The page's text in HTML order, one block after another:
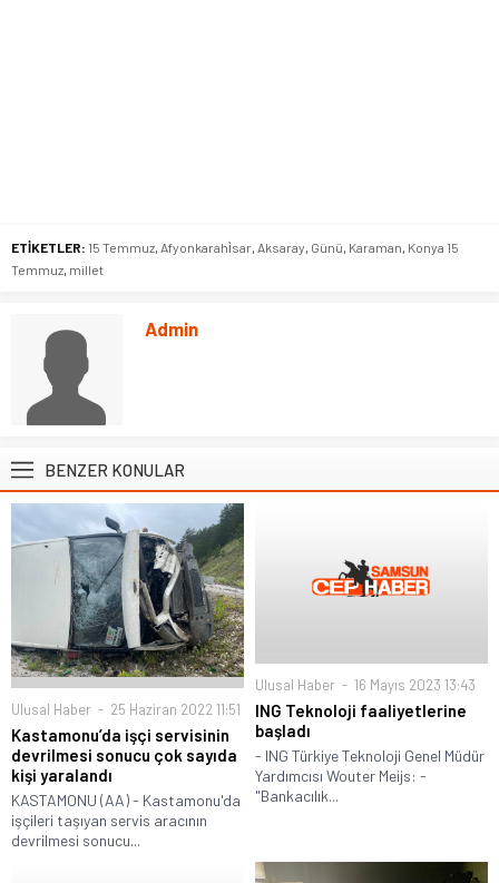
ETİKETLER: 15 Temmuz Afyonkarahi̇sar Aksaray Günü Karaman Konya 15
Temmuz millet
Admin
BENZER KONULAR
Ulusal Haber 25 Haziran 2022 11:51
Kastamonu’da işçi servisinin
devrilmesi sonucu çok sayıda
kişi yaralandı
KASTAMONU (AA) - Kastamonu'da
işçileri taşıyan servis aracının
devrilmesi sonucu...
Ulusal Haber 16 Mayıs 2023 13:43
ING Teknoloji faaliyetlerine
başladı
- ING Türkiye Teknoloji Genel Müdür
Yardımcısı Wouter Meijs: -
"Bankacılık...